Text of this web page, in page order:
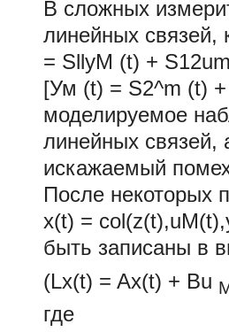
В сложных
линейных
= SllyM (t) +
[Ум (t) = S2^m (t)
моделируемое
линейных
искажаемый
После некоторых
x(t) =
быть записаны в
(Lx(t) = Ax(t) + Bu
где